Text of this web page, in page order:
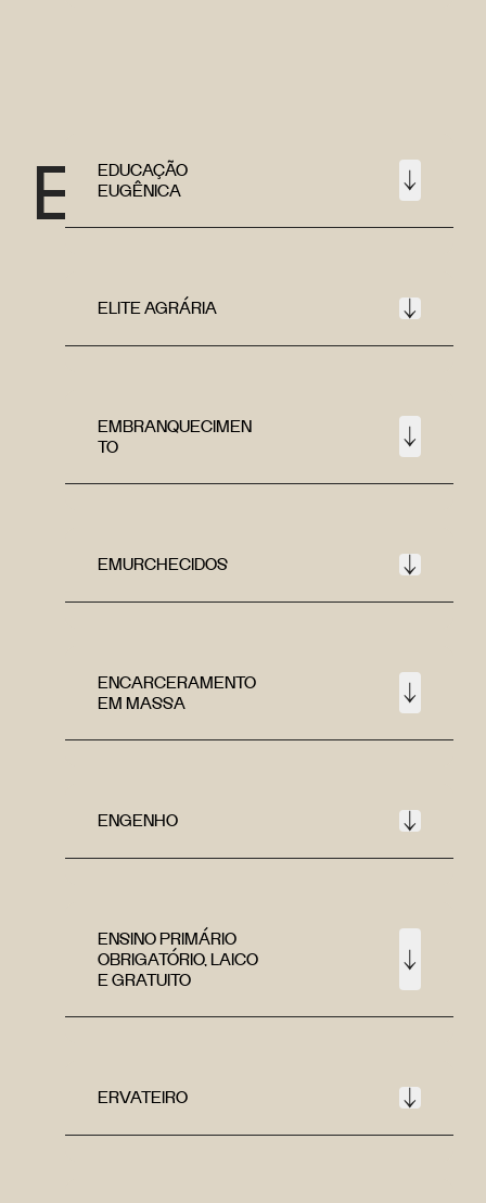
E
EDUCAÇÃO
EUGÊNICA
ELITE AGRÁRIA
EMBRANQUECIMEN
TO
EMURCHECIDOS
ENCARCERAMENTO
EM MASSA
ENGENHO
ENSINO PRIMÁRIO
OBRIGATÓRIO, LAICO
E GRATUITO
ERVATEIRO